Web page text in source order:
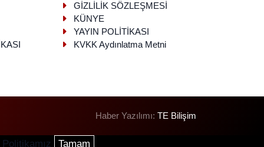
GİZLİLİK SÖZLEŞMESİ
KÜNYE
YAYIN POLİTİKASI
KVKK Aydınlatma Metni
Haber Yazılımı:TE Bilişim
Tamam